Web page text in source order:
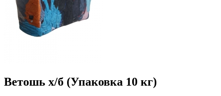
Ветошь х/б (Упаковка 10 кг)